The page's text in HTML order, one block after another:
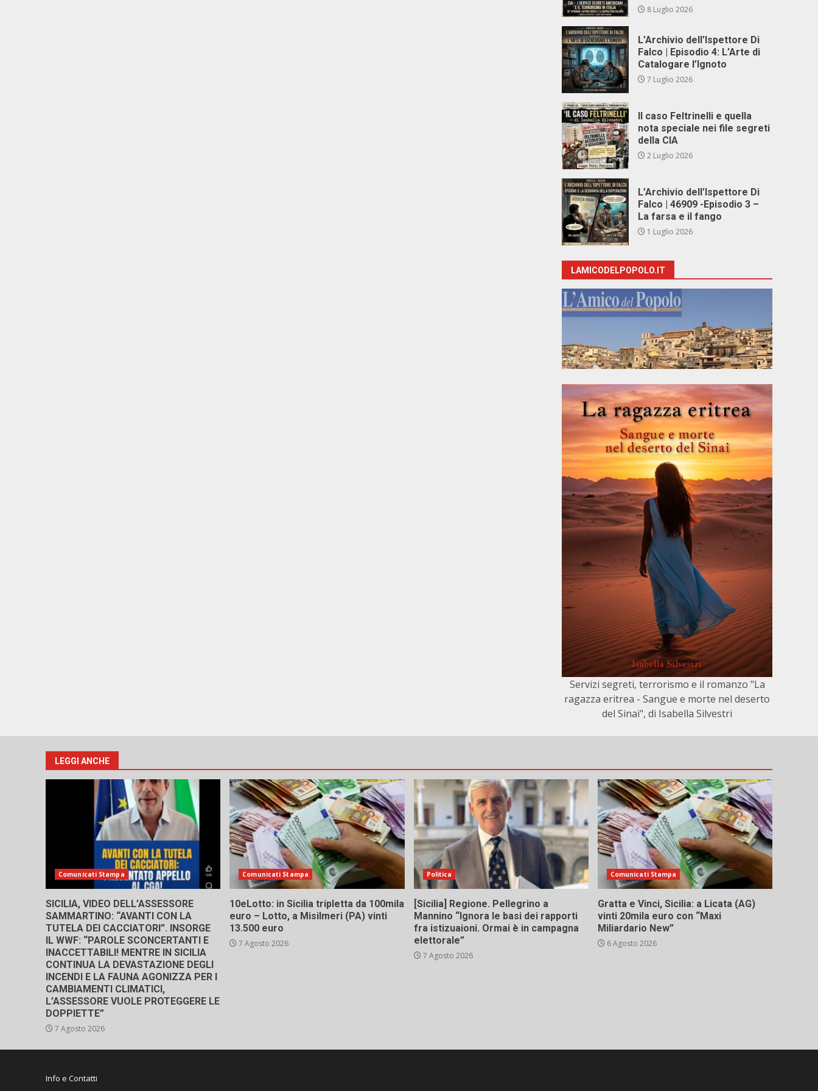
8 Luglio 2026
L’Archivio dell’Ispettore Di
Falco | Episodio 4: L’Arte di
Catalogare l’Ignoto
7 Luglio 2026
Il caso Feltrinelli e quella
nota speciale nei file segreti
della CIA
2 Luglio 2026
L’Archivio dell’Ispettore Di
Falco | 46909 -Episodio 3 –
La farsa e il fango
1 Luglio 2026
LAMICODELPOPOLO.IT
Servizi segreti, terrorismo e il romanzo "La
ragazza eritrea - Sangue e morte nel deserto
del Sinai", di Isabella Silvestri
LEGGI ANCHE
Comunicati Stampa
SICILIA, VIDEO DELL’ASSESSORE
SAMMARTINO: “AVANTI CON LA
TUTELA DEI CACCIATORI”. INSORGE
IL WWF: “PAROLE SCONCERTANTI E
INACCETTABILI! MENTRE IN SICILIA
CONTINUA LA DEVASTAZIONE DEGLI
INCENDI E LA FAUNA AGONIZZA PER I
CAMBIAMENTI CLIMATICI,
L’ASSESSORE VUOLE PROTEGGERE LE
DOPPIETTE”
7 Agosto 2026
Comunicati Stampa
10eLotto: in Sicilia tripletta da 100mila
euro – Lotto, a Misilmeri (PA) vinti
13.500 euro
7 Agosto 2026
Politica
[Sicilia] Regione. Pellegrino a
Mannino “Ignora le basi dei rapporti
fra istizuaioni. Ormai è in campagna
elettorale”
7 Agosto 2026
Comunicati Stampa
Gratta e Vinci, Sicilia: a Licata (AG)
vinti 20mila euro con “Maxi
Miliardario New”
6 Agosto 2026
Info e Contatti